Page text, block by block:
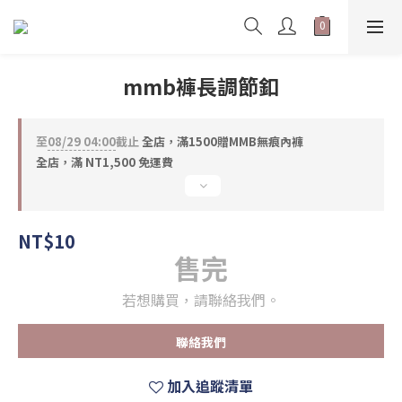
mmb褲長調節釦
至08/29 04:00截止全店，滿1500贈MMB無痕內褲
全店，滿 NT1,500 免運費
NT$10
售完
若想購買，請聯絡我們。
聯絡我們
加入追蹤清單